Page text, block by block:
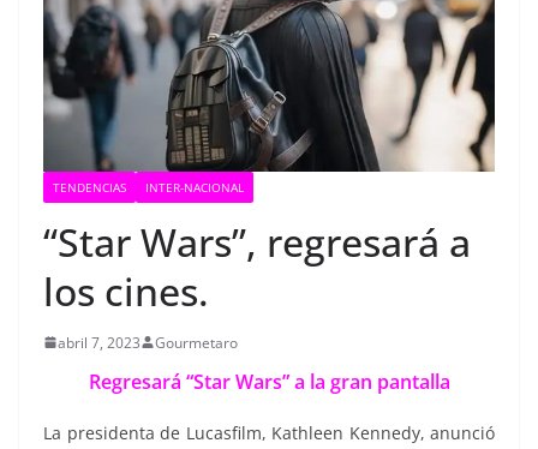
TENDENCIAS INTER-NACIONAL
“Star Wars”, regresará a
los cines.
abril 7, 2023 Gourmetaro
Regresará “Star Wars” a la gran pantalla
La presidenta de Lucasfilm, Kathleen Kennedy, anunció